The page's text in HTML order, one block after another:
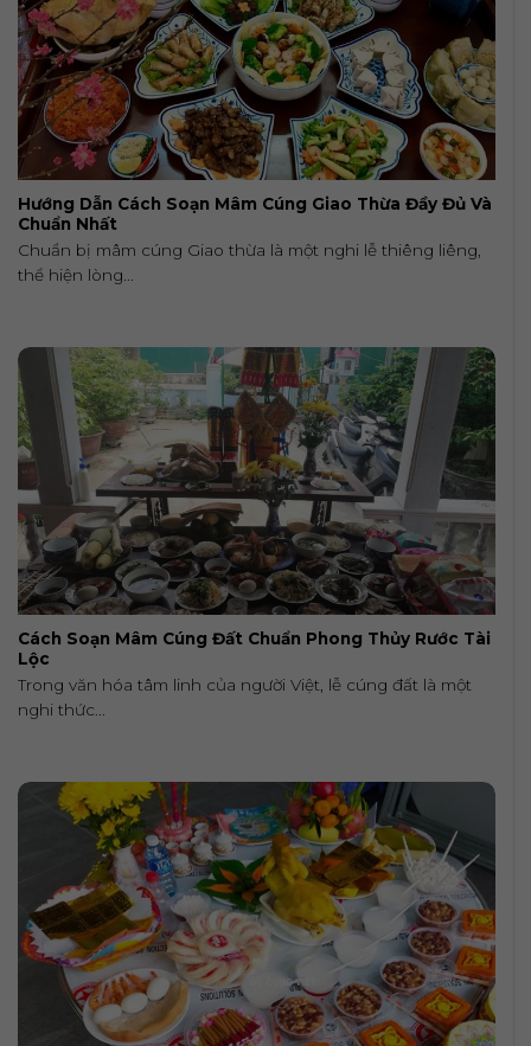
Hướng Dẫn Cách Soạn Mâm Cúng Giao Thừa Đầy Đủ Và
Chuẩn Nhất
Chuẩn bị mâm cúng Giao thừa là một nghi lễ thiêng liêng,
thể hiện lòng...
Cách Soạn Mâm Cúng Đất Chuẩn Phong Thủy Rước Tài
Lộc
Trong văn hóa tâm linh của người Việt, lễ cúng đất là một
nghi thức...